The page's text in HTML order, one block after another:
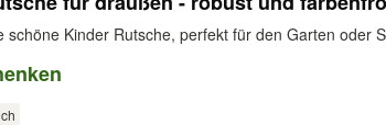
schöne Kinder Rutsche, perfekt für den Garten oder